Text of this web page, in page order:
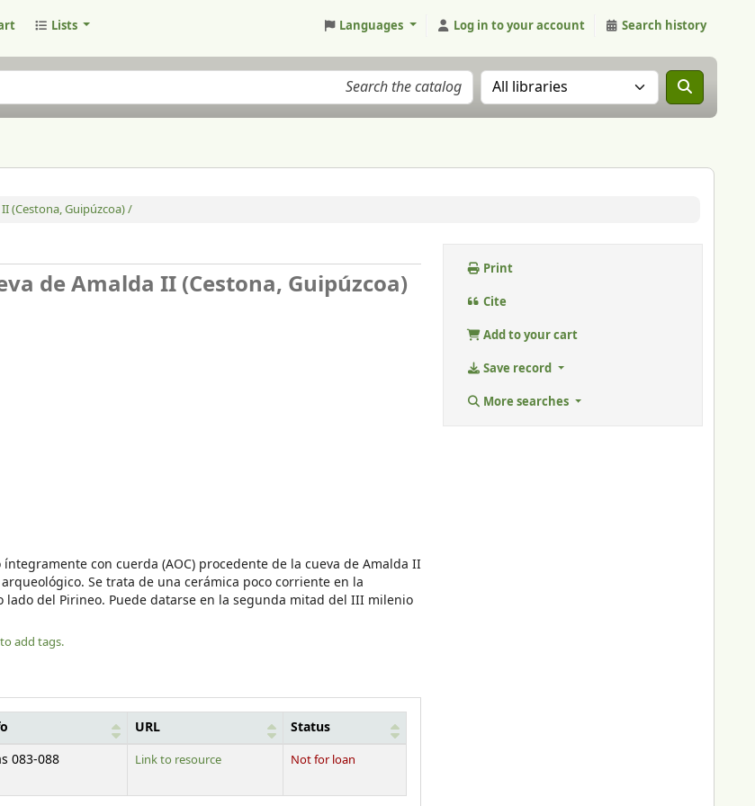
Lists Languages Log in to your account Search history
Search the catalog in:
(Cestona, Guipúzcoa) /
de Amalda II (Cestona, Guipúzcoa)
con cuerda (AOC) procedente de la cueva de Amalda II
Se trata de una cerámica poco corriente en la
del Pirineo. Puede datarse en la segunda mitad del III milenio
add tags.
URL Status
083-088 Link to resource Not for loan
Print
Cite
Add to your cart
Save record
More searches